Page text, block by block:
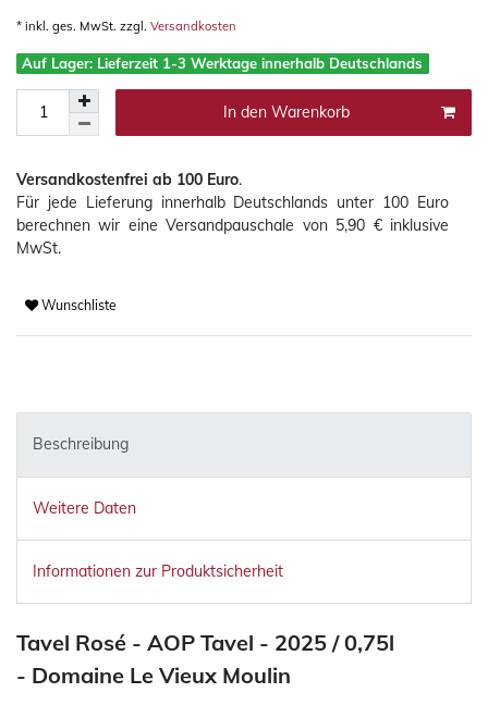
* inkl. ges. MwSt. zzgl. Versandkosten
Auf Lager: Lieferzeit 1-3 Werktage innerhalb Deutschlands
In den Warenkorb
Versandkostenfrei ab 100 Euro.
Für jede Lieferung innerhalb Deutschlands unter 100 Euro
berechnen wir eine Versandpauschale von 5,90 € inklusive
MwSt.
Wunschliste
Beschreibung
Weitere Daten
Informationen zur Produktsicherheit
Tavel Rosé - AOP Tavel - 2025 / 0,75l
- Domaine Le Vieux Moulin